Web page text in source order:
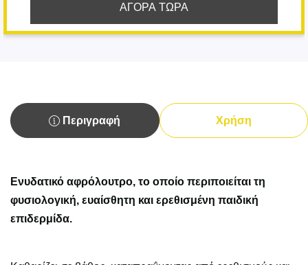
ΑΓΟΡΑ ΤΩΡΑ
Περιγραφή Χρήση
Ενυδατικό αφρόλουτρο, το οποίο περιποιείται τη
φυσιολογική, ευαίσθητη και ερεθισμένη παιδική
επιδερμίδα.